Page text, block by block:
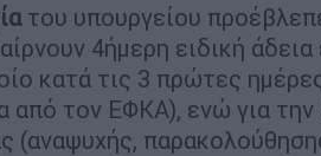
του υπουργείου
4ήμερη ειδική
κατά τις 3 πρώτες
από τον ΕΦΚΑ), ενώ για
(αναψυχής,